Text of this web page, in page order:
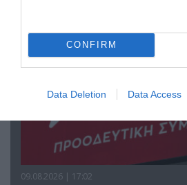
CONFIRM
Data Deletion Data Access
09.08.2026 | 17:02